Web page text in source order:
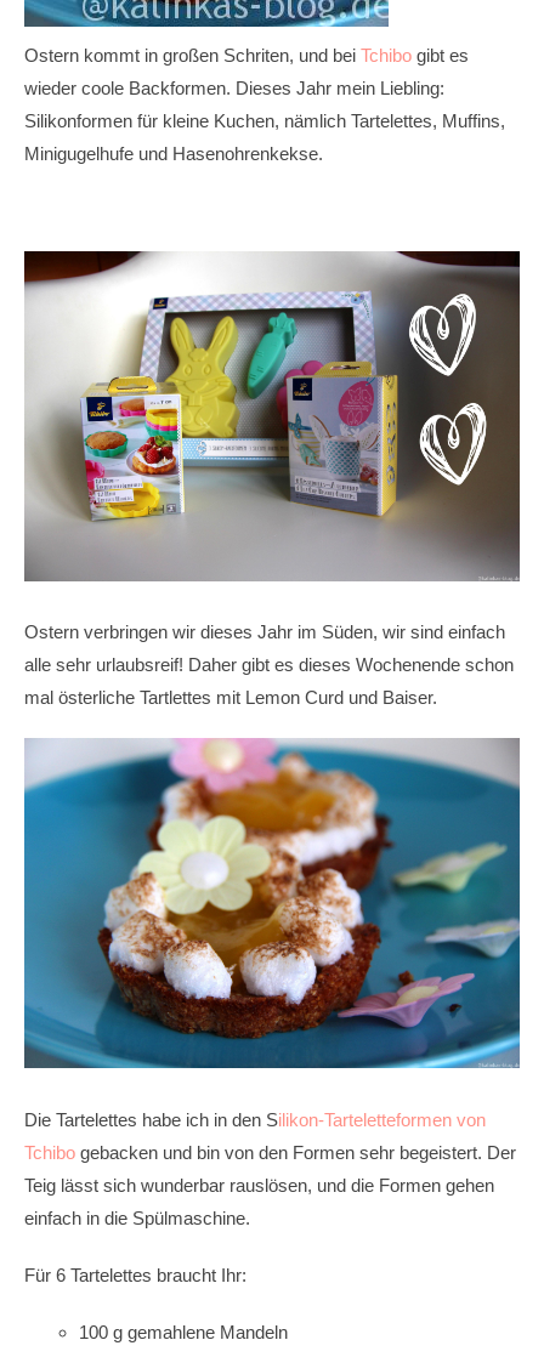
Ostern kommt in großen Schriten, und bei Tchibo gibt es
wieder coole Backformen. Dieses Jahr mein Liebling:
Silikonformen für kleine Kuchen, nämlich Tartelettes, Muffins,
Minigugelhufe und Hasenohrenkekse.
Ostern verbringen wir dieses Jahr im Süden, wir sind einfach
alle sehr urlaubsreif! Daher gibt es dieses Wochenende schon
mal österliche Tartlettes mit Lemon Curd und Baiser.
Die Tartelettes habe ich in den Silikon-Tarteletteformen von
Tchibo gebacken und bin von den Formen sehr begeistert. Der
Teig lässt sich wunderbar rauslösen, und die Formen gehen
einfach in die Spülmaschine.
Für 6 Tartelettes braucht Ihr:
100 g gemahlene Mandeln